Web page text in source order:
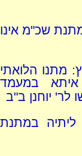
שכ"מ אינו
מתנו הלואתי
במעמד
לר' יוחנן ב"ב
ליתיה במתנת